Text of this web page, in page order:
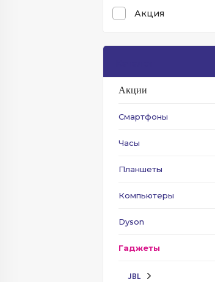
Акция
Акции
Смартфоны
Часы
Планшеты
Компьютеры
Dyson
Гаджеты
JBL